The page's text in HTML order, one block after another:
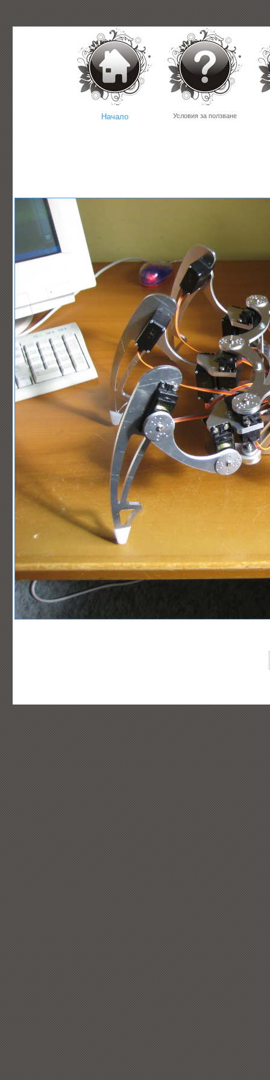
Начало Условия за ползване